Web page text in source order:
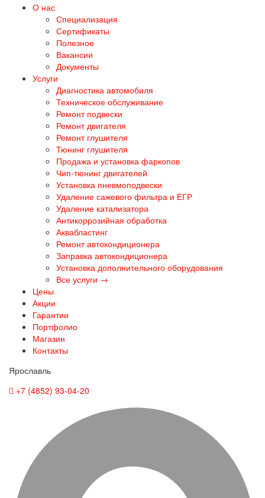
О нас
Специализация
Сертификаты
Полезное
Вакансии
Документы
Услуги
Диагностика автомобиля
Техническое обслуживание
Ремонт подвески
Ремонт двигателя
Ремонт глушителя
Тюнинг глушителя
Продажа и установка фаркопов
Чип-тюнинг двигателей
Установка пневмоподвески
Удаление сажевого фильтра и ЕГР
Удаление катализатора
Антикоррозийная обработка
Аквабластинг
Ремонт автокондиционера
Заправка автокондиционера
Установка дополнительного оборудования
Все услуги →
Цены
Акции
Гарантии
Портфолио
Магазин
Контакты
Ярославль
+7 (4852) 93-04-20